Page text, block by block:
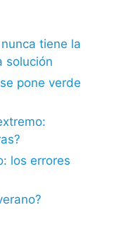
tiene la
solución
pone verde
los errores